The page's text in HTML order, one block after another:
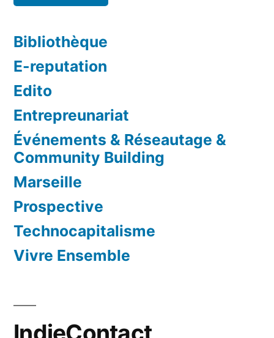
Bibliothèque
E-reputation
Edito
Entrepreunariat
Événements & Réseautage &
Community Building
Marseille
Prospective
Technocapitalisme
Vivre Ensemble